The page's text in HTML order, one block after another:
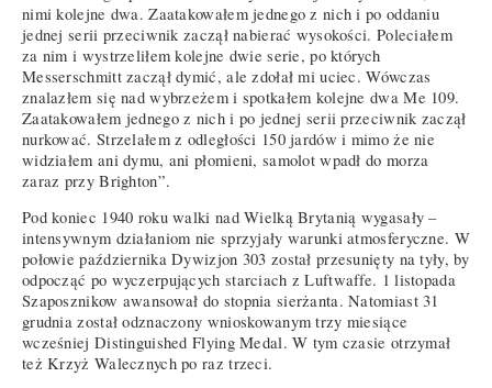
nimi kolejne dwa. Zaatakowałem jednego z nich i po oddaniu
jednej serii przeciwnik zaczął nabierać wysokości. Poleciałem
za nim i wystrzeliłem kolejne dwie serie, po których
Messerschmitt zaczął dymić, ale zdołał mi uciec. Wówczas
znalazłem się nad wybrzeżem i spotkałem kolejne dwa Me 109.
Zaatakowałem jednego z nich i po jednej serii przeciwnik zaczął
nurkować. Strzelałem z odległości 150 jardów i mimo że nie
widziałem ani dymu, ani płomieni, samolot wpadł do morza
zaraz przy Brighton”.
Pod koniec 1940 roku walki nad Wielką Brytanią wygasały –
intensywnym działaniom nie sprzyjały warunki atmosferyczne. W
połowie października Dywizjon 303 został przesunięty na tyły, by
odpocząć po wyczerpujących starciach z Luftwaffe. 1 listopada
Szaposznikow awansował do stopnia sierżanta. Natomiast 31
grudnia został odznaczony wnioskowanym trzy miesiące
wcześniej Distinguished Flying Medal. W tym czasie otrzymał
też Krzyż Walecznych po raz trzeci.